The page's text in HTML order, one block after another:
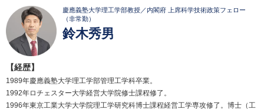
慶應義塾大学理工学部教授／内閣府 上席科学技術政策フェロー
（非常勤）
鈴木秀男
【経歴】
1989年慶應義塾大学理工学部管理工学科卒業。
1992年ロチェスター大学経営大学院修士課程修了。
1996年東京工業大学大学院理工学研究科博士課程経営工学専攻修了。博士（工